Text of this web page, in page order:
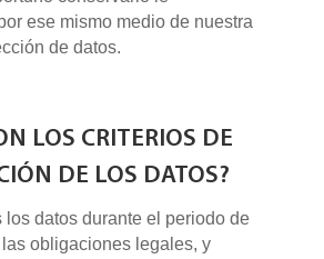
ese mismo medio de nuestra
de datos.
LOS CRITERIOS DE
DE LOS DATOS?
los datos durante el periodo de
obligaciones legales, y